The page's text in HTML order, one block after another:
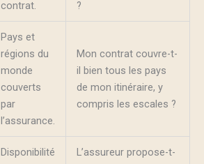
contrat.
?
Pays et
régions du
monde
couverts
par
l’assurance.
Mon contrat couvre-t-
il bien tous les pays
de mon itinéraire, y
compris les escales ?
Disponibilité
L’assureur propose-t-